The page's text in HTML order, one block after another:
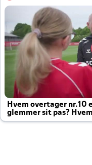
Hvem overtager nr.10
glemmer sit pas?
altid til efter kampe?